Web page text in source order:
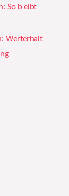
So bleibt
Werterhalt